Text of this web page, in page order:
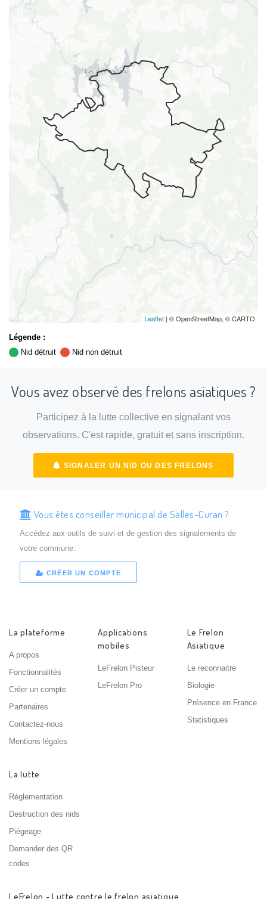
Leaflet | © OpenStreetMap, © CARTO
Légende :
Nid détruit
Nid non détruit
Vous avez observé des frelons asiatiques ?
Participez à la lutte collective en signalant vos
observations. C'est rapide, gratuit et sans inscription.
SIGNALER UN NID OU DES FRELONS
Vous êtes conseiller municipal de Salles-Curan ?
Accédez aux outils de suivi et de gestion des signalements de
votre commune.
CRÉER UN COMPTE
La plateforme
A propos
Fonctionnalités
Créer un compte
Partenaires
Contactez-nous
Mentions légales
Applications
mobiles
LeFrelon Pisteur
LeFrelon Pro
Le Frelon
Asiatique
Le reconnaitre
Biologie
Présence en France
Statistiques
La lutte
Réglementation
Destruction des nids
Piégeage
Demander des QR
codes
LeFrelon - Lutte contre le frelon asiatique